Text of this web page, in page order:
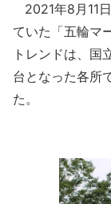
2021年8月11
ていた「五輪マ
トレンドは、国
台となった各所
た。